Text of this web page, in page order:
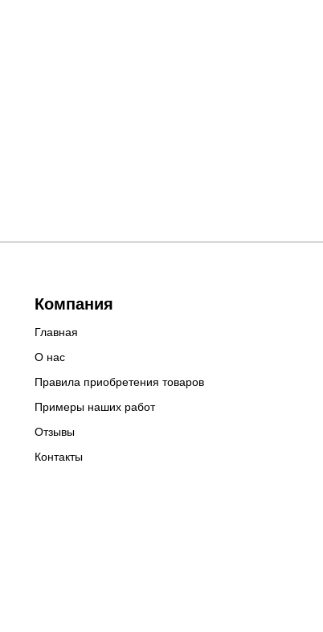
Компания
Главная
О нас
Правила приобретения товаров
Примеры наших работ
Отзывы
Контакты